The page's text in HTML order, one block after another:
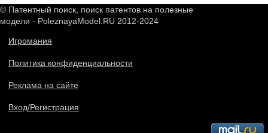
© Патентный поиск, поиск патентов на полезные
модели - PoleznayaModel.RU 2012-2024
Игромания
Политика конфиденциальности
Реклама на сайте
Вход/Регистрация